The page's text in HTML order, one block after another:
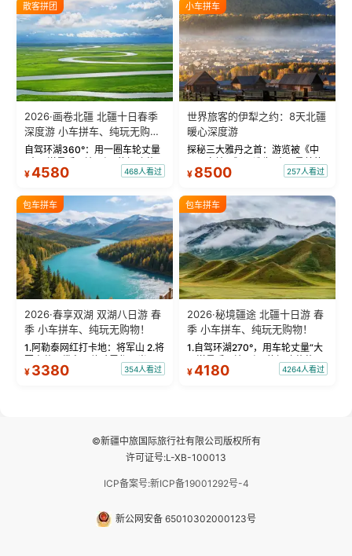
散客拼团
2026·画卷北疆 北疆十日春季
深度游 小车拼车、纯玩无购
物！
自驾环湖360°：用一圈车轮丈量
“大西洋最后一滴眼泪”的极致蔚
蓝。 赛湖旅拍：甄选多款风格服
绝美瞬间。 赛湖坦克300跟车视
频：专业摄影师...
¥4580 468人看过
小车拼车
世界旅客的伊犁之约：8天北疆
暖心深度游
探秘三大雅丹之首：游览被《中
国国家地理》评选为“中国最美的
三大雅丹”第一名的克拉玛依魔鬼
瓦人最大村落——禾木村，欣赏
晨雾与小木...
¥ 8500 257人看过
包车拼车
2026·春享双湖 双湖八日游 春
季 小车拼车、纯玩无购物！
1.阿勒泰网红打卡地：将军山 2.将
军山落日缆车，体验雪都风光 3.
将军山，夕阳派对，蹦迪party 4.
¥ 3380 354人看过
包车拼车
2026·秘境疆途 北疆十日游 春
季 小车拼车、纯玩无购物！
1.自驾环湖270°，用车轮丈量“大
西洋最后一滴眼泪”的极致蔚蓝，
让雪山、花海与深邃湖水在转弯
¥4180 4264人看过
©新疆中旅国际旅行社有限公司版权所有
许可证号:L-XB-100013
ICP备案号:新ICP备19001292号-4
新公网安备 65010302000123号